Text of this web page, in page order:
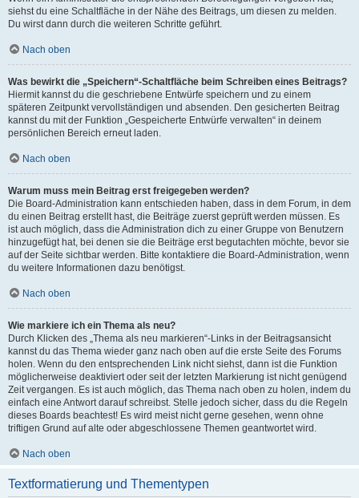
siehst du eine Schaltfläche in der Nähe des Beitrags, um diesen zu melden.
Du wirst dann durch die weiteren Schritte geführt.
Nach oben
Was bewirkt die „Speichern“-Schaltfläche beim Schreiben eines Beitrags?
Hiermit kannst du die geschriebene Entwürfe speichern und zu einem
späteren Zeitpunkt vervollständigen und absenden. Den gesicherten Beitrag
kannst du mit der Funktion „Gespeicherte Entwürfe verwalten“ in deinem
persönlichen Bereich erneut laden.
Nach oben
Warum muss mein Beitrag erst freigegeben werden?
Die Board-Administration kann entschieden haben, dass in dem Forum, in dem
du einen Beitrag erstellt hast, die Beiträge zuerst geprüft werden müssen. Es
ist auch möglich, dass die Administration dich zu einer Gruppe von Benutzern
hinzugefügt hat, bei denen sie die Beiträge erst begutachten möchte, bevor sie
auf der Seite sichtbar werden. Bitte kontaktiere die Board-Administration, wenn
du weitere Informationen dazu benötigst.
Nach oben
Wie markiere ich ein Thema als neu?
Durch Klicken des „Thema als neu markieren“-Links in der Beitragsansicht
kannst du das Thema wieder ganz nach oben auf die erste Seite des Forums
holen. Wenn du den entsprechenden Link nicht siehst, dann ist die Funktion
möglicherweise deaktiviert oder seit der letzten Markierung ist nicht genügend
Zeit vergangen. Es ist auch möglich, das Thema nach oben zu holen, indem du
einfach eine Antwort darauf schreibst. Stelle jedoch sicher, dass du die Regeln
dieses Boards beachtest! Es wird meist nicht gerne gesehen, wenn ohne
triftigen Grund auf alte oder abgeschlossene Themen geantwortet wird.
Nach oben
Textformatierung und Thementypen